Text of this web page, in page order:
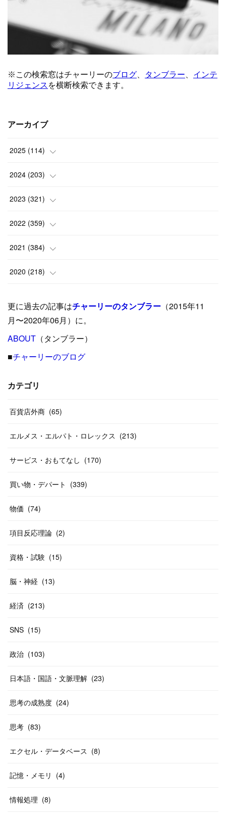
アーカイブ
2025 (114)
(1)
(8)
(6)
(9 )
( 5 )
( 15
(24)
(8 )
(17
(12)
2024 (203)
(24)
(10)
(18)
(17)
)
(12)
19)
(13
(14)
2023 (321)
(25)
(17)
(35)
(33 )
(26)
27)
(29
(24)
(26
2022 (359)
(42)
(37)
(31)
(31)
31
(26
(20)
(14
(46
2021 (384)
(9)
(39)
( 23)
40
(55
(38)
(20
(31
58)
10
2020 (218)
(24)
( 42)
(33
(46)
(20
更に過去の記事はチャーリーのタンブラー （2015年11
月〜2020年06月）に。
ABOUT （タンブラー）
■チャーリーのブログ
カテゴリ
百貨店外商 (65)
エルメス・エルパト・ロレックス (213)
サービス・おもてなし (170)
買い物・デパート (339)
物価 (74)
項目反応理論 (2)
資格・試験 (15)
脳・神経 (13)
経済 (213)
SNS (15)
政治 (103)
日本語・国語・文脈理解 (23)
思考の成熟度 (24)
思考 (83)
エクセル・データベース (8)
記憶・メモリ (4)
情報処理 (8)